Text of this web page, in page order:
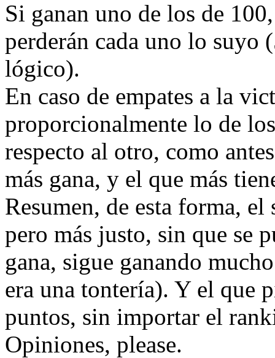
Si ganan uno de los de
perderán cada uno lo suyo
lógico).
En caso de empates a la
proporcionalmente lo de
respecto al otro, como
más gana, y el que más
Resumen, de esta forma,
pero más justo, sin que se
gana, sigue ganando
era una tontería). Y el que
puntos, sin importar el
Opiniones, please.